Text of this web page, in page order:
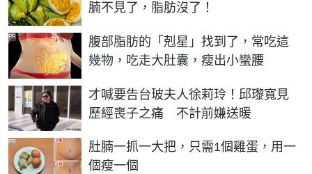
腩不見了，脂肪沒了！
腹部脂肪的「剋星」找到了，常吃這
幾物，吃走大肚囊，瘦出小蠻腰
PR
才喊要告台玻夫人徐莉玲！邱瓈寬見
歷經喪子之痛 不計前嫌送暖
肚腩一抓一大把，只需1個雞蛋，用一
個瘦一個
PR